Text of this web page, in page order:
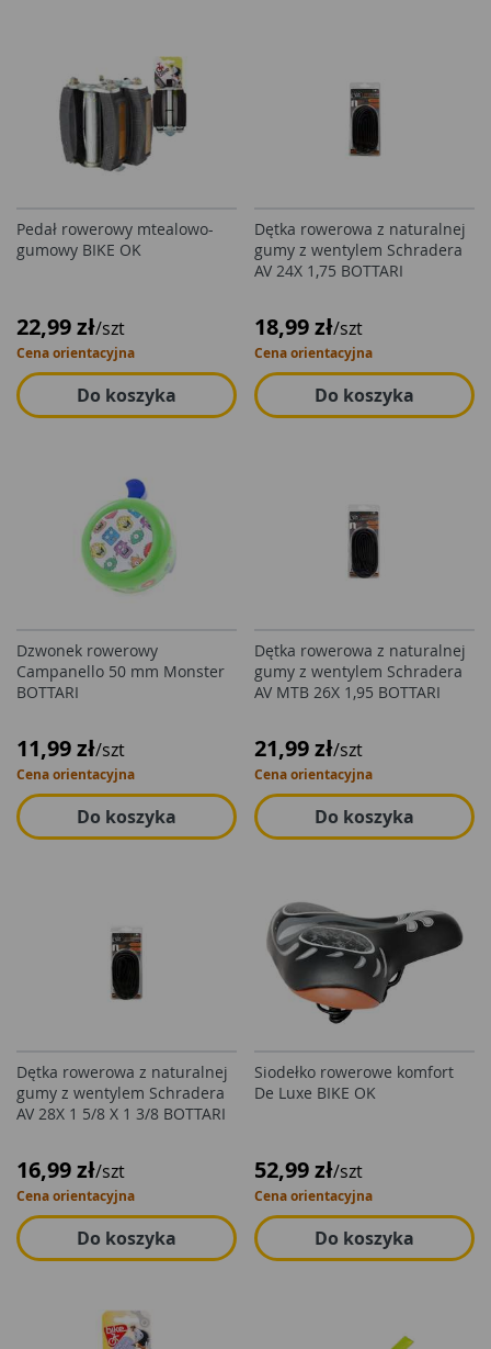
Pedał rowerowy mtealowo-
gumowy BIKE OK
22,99 zł/szt
Cena orientacyjna
Do koszyka
Dętka rowerowa z naturalnej
gumy z wentylem Schradera
AV 24X 1,75 BOTTARI
18,99 zł/szt
Cena orientacyjna
Do koszyka
Dzwonek rowerowy
Campanello 50 mm Monster
BOTTARI
11,99 zł/szt
Cena orientacyjna
Do koszyka
Dętka rowerowa z naturalnej
gumy z wentylem Schradera
AV MTB 26X 1,95 BOTTARI
21,99 zł/szt
Cena orientacyjna
Do koszyka
Dętka rowerowa z naturalnej
gumy z wentylem Schradera
AV 28X 1 5/8 X 1 3/8 BOTTARI
16,99 zł/szt
Cena orientacyjna
Do koszyka
Siodełko rowerowe komfort
De Luxe BIKE OK
52,99 zł/szt
Cena orientacyjna
Do koszyka